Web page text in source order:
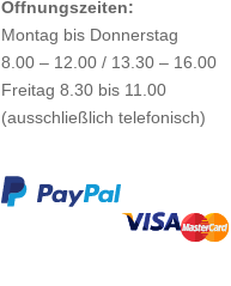
Öffnungszeiten:
Montag bis Donnerstag
8.00 – 12.00 / 13.30 – 16.00
Freitag 8.30 bis 11.00
(ausschließlich telefonisch)